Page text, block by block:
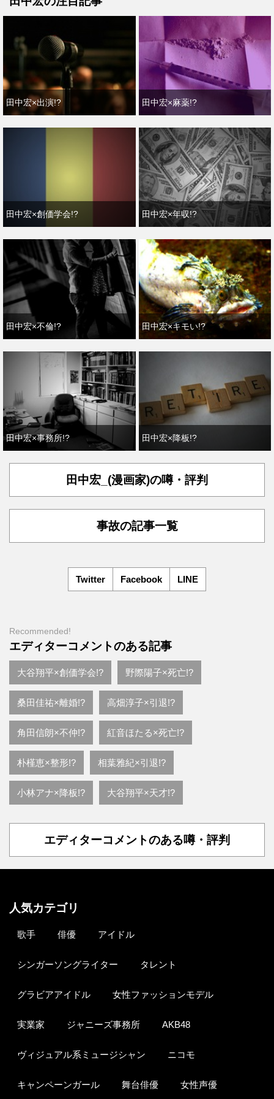
田中宏×出演!? 田中宏×麻薬!?
田中宏×創価学会!? 田中宏×年収!?
田中宏×不倫!? 田中宏×キモい!?
田中宏×事務所!? 田中宏×降板!?
田中宏_(漫画家)の噂・評判
事故の記事一覧
Twitter Facebook LINE
Recommended!
エディターコメントのある記事
大谷翔平×創価学会!? 野際陽子×死亡!?
桑田佳祐×離婚!? 高畑淳子×引退!?
角田信朗×不仲!? 紅音ほたる×死亡!?
朴槿恵×整形!? 相葉雅紀×引退!?
小林アナ×降板!? 大谷翔平×天才!?
エディターコメントのある噂・評判
人気カテゴリ
歌手 俳優 アイドル
シンガーソングライター タレント
グラビアアイドル 女性ファッションモデル
実業家 ジャニーズ事務所 AKB48
ヴィジュアル系ミュージシャン ニコモ
キャンペーンガール 舞台俳優 女性声優